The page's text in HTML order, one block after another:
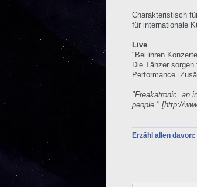
Charakteristisch
für internationale
Live
"Bei ihren
Die Tänzer
Performance.
"Freakatronic, an
people." [http://
Erzähl allen davon: